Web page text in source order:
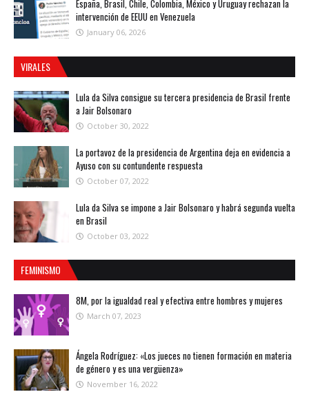
España, Brasil, Chile, Colombia, México y Uruguay rechazan la
intervención de EEUU en Venezuela
January 06, 2026
VIRALES
Lula da Silva consigue su tercera presidencia de Brasil frente
a Jair Bolsonaro
October 30, 2022
La portavoz de la presidencia de Argentina deja en evidencia a
Ayuso con su contundente respuesta
October 07, 2022
Lula da Silva se impone a Jair Bolsonaro y habrá segunda vuelta
en Brasil
October 03, 2022
FEMINISMO
8M, por la igualdad real y efectiva entre hombres y mujeres
March 07, 2023
Ángela Rodríguez: «Los jueces no tienen formación en materia
de género y es una vergüenza»
November 16, 2022